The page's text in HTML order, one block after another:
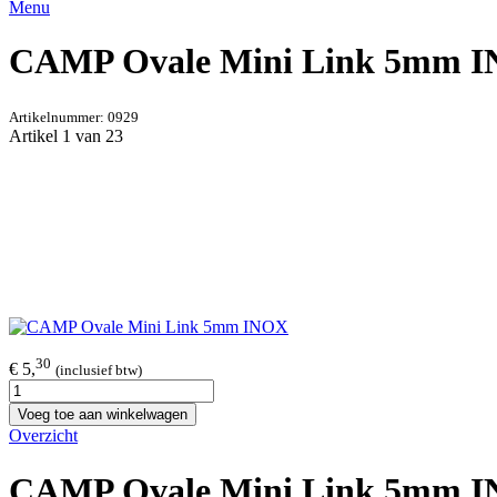
Menu
CAMP Ovale Mini Link 5mm
Artikelnummer: 0929
Artikel 1 van 23
€ 5,30 (inclusief btw)
Voeg toe aan winkelwagen
Overzicht